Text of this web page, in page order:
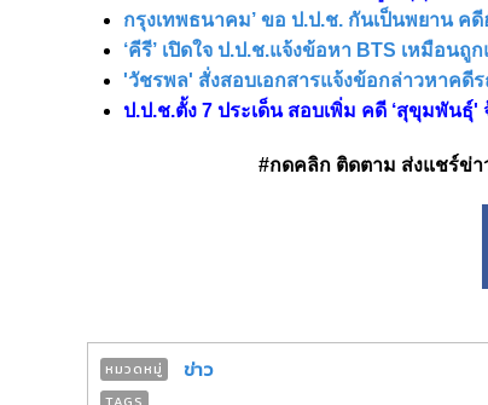
กรุงเทพธนาคม’ ขอ ป.ป.ช. กันเป็นพยาน คดี
‘คีรี’ เปิดใจ ป.ป.ช.แจ้งข้อหา BTS เหมือนถู
'วัชรพล' สั่งสอบเอกสารแจ้งข้อกล่าวหาคดี
ป.ป.ช.ตั้ง 7 ประเด็น สอบเพิ่ม คดี ‘สุขุมพันธุ์'
#กดคลิก ติดตาม ส่งแชร์ข่า
หมวดหมู่ ข่าว
TAGS